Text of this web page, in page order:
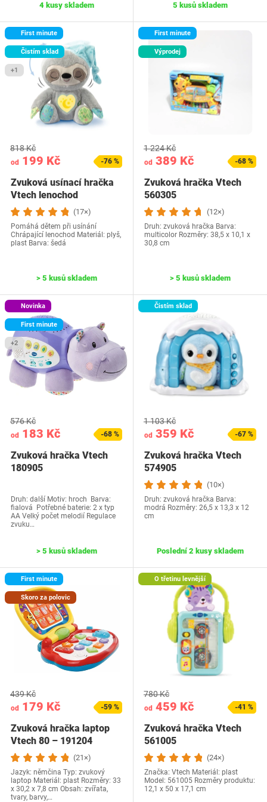
4 kusy skladem 5 kusů skladem
First minute
Čistím sklad
+1
od 199 Kč
818 Kč
-76 %
Zvuková usínací hračka
Vtech lenochod
(17×)
Pomáhá dětem při usínání
Chrápající lenochod Materiál: plyš,
plast Barva: šedá
> 5 kusů skladem
First minute
Výprodej
od 389 Kč
1 224 Kč
-68 %
Zvuková hračka Vtech
560305
(12×)
Druh: zvuková hračka Barva:
multicolor Rozměry: 38,5 x 10,1 x
30,8 cm
> 5 kusů skladem
Novinka
First minute
+2
od 183 Kč
576 Kč
-68 %
Zvuková hračka Vtech
180905
Druh: další Motiv: hroch Barva:
fialová Potřebné baterie: 2 x typ
AA Velký počet melodií Regulace
zvuku…
> 5 kusů skladem
Čistím sklad
od 359 Kč
1 103 Kč
-67 %
Zvuková hračka Vtech
574905
(10×)
Druh: zvuková hračka Barva:
modrá Rozměry: 26,5 x 13,3 x 12
cm
Poslední 2 kusy skladem
First minute
Skoro za polovic
od 179 Kč
439 Kč
-59 %
Zvuková hračka laptop
Vtech 80 – 191204
(21×)
Jazyk:‎ němčina Typ: zvukový
laptop Materiál: plast Rozměry: 33
x 30,2 x 7,8 cm Obsah: zvířata,
tvary, barvy,…
O třetinu levnější
od 459 Kč
780 Kč
-41 %
Zvuková hračka Vtech
561005
(24×)
Značka: Vtech Materiál: plast
Model: 561005 Rozměry produktu:
12,1 x 50 x 17,1 cm